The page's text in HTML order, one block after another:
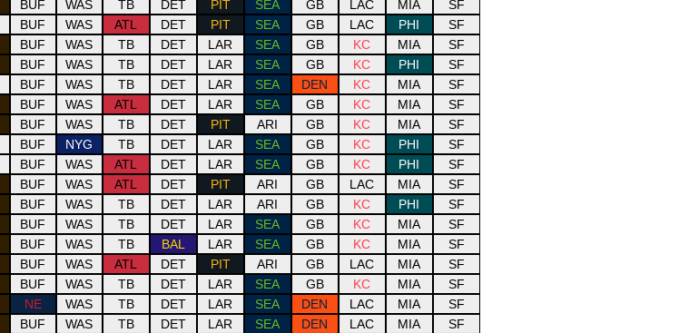
BUF WAS TB DET PIT SEA GB LAC MIA SF
BUF WAS ATL DET PIT SEA GB LAC PHI SF
BUF WAS TB DET LAR SEA GB KC MIA SF
BUF WAS TB DET LAR SEA GB KC PHI SF
BUF WAS TB DET LAR SEA DEN KC MIA SF
BUF WAS ATL DET LAR SEA GB KC MIA SF
BUF WAS TB DET PIT ARI GB KC MIA SF
BUF NYG TB DET LAR SEA GB KC PHI SF
BUF WAS ATL DET LAR SEA GB KC PHI SF
BUF WAS ATL DET PIT ARI GB LAC MIA SF
BUF WAS TB DET LAR ARI GB KC PHI SF
BUF WAS TB DET LAR SEA GB KC MIA SF
BUF WAS TB BAL LAR SEA GB KC MIA SF
BUF WAS ATL DET PIT ARI GB LAC MIA SF
BUF WAS TB DET LAR SEA GB KC MIA SF
NE WAS TB DET LAR SEA DEN LAC MIA SF
BUF WAS TB DET LAR SEA DEN LAC MIA SF